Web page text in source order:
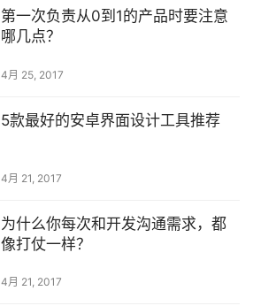
第一次负责从0到1的产品时要注意
哪几点？
4月 25, 2017
5款最好的安卓界面设计工具推荐
4月 21, 2017
为什么你每次和开发沟通需求，都
像打仗一样？
4月 21, 2017